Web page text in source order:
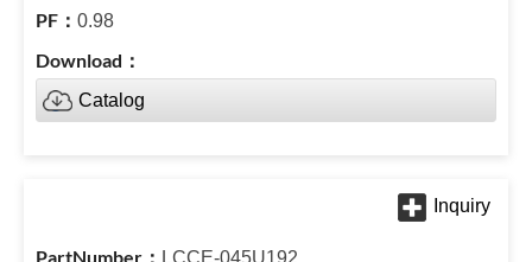
0.98
Catalog
LCCE-045U192